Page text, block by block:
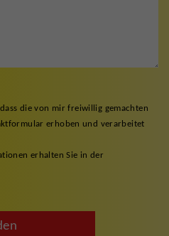
die von mir freiwillig gemachten
erhoben und verarbeitet
erhalten Sie in der